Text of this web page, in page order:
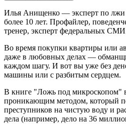
Илья Анищенко — эксперт по лжи
более 10 лет. Профайлер,
тренер, эксперт федеральных
Во время покупки квартиры или
даже в любовных делах —
каждом шагу. И вот вы уже без
машины или с разбитым сердцем.
В книге "Ложь под микроскопом"
проникающим методом, который
преступников на чистую воду и
дела (например, дело на 36